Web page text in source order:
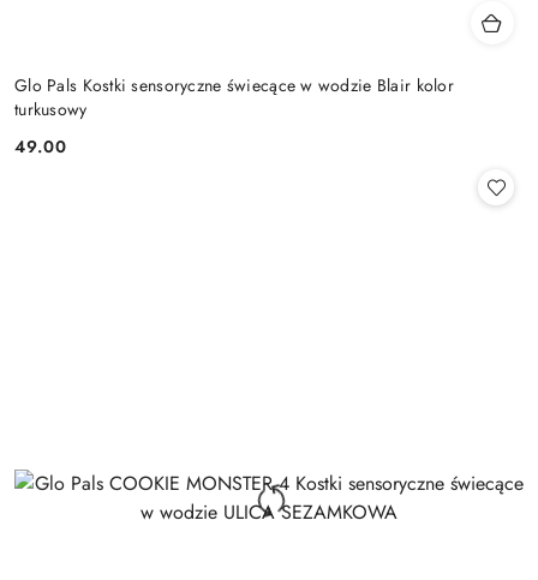
Glo Pals Kostki sensoryczne świecące w wodzie Blair kolor
turkusowy
Cena:
49.00